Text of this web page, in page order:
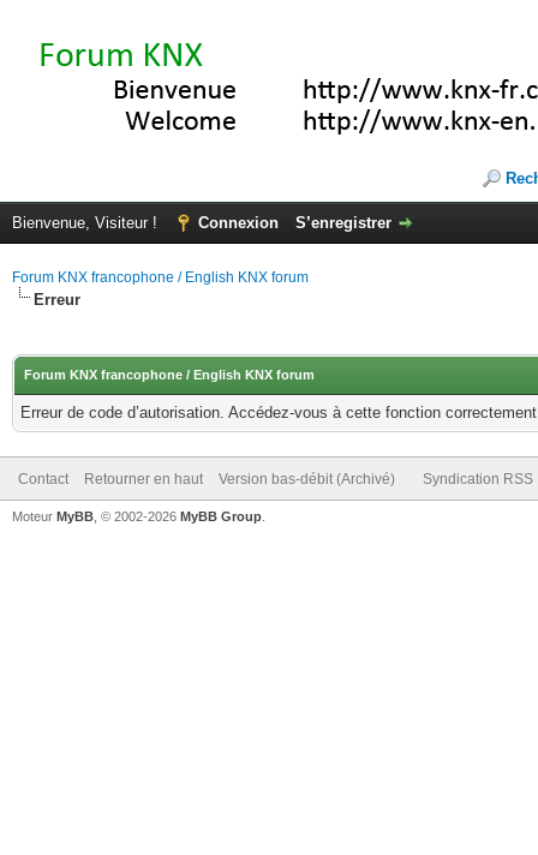
Bienvenue, Visiteur ! Connexion S’enregistrer
Forum KNX francophone / English KNX forum
Erreur
Forum KNX francophone / English KNX forum
Erreur de code d’autorisation. Accédez-vous à cette fonction
Contact Retourner en haut Version bas-débit (Archivé) Syndication RSS
Moteur MyBB , © 2002-2026 MyBB Group